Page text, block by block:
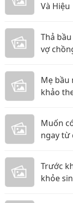
Và Hiệu
Thả
vợ
Mẹ bầu
khảo
Muốn
ngay từ
Trước
khỏe